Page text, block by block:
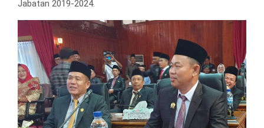
Jabatan 2019-2024.